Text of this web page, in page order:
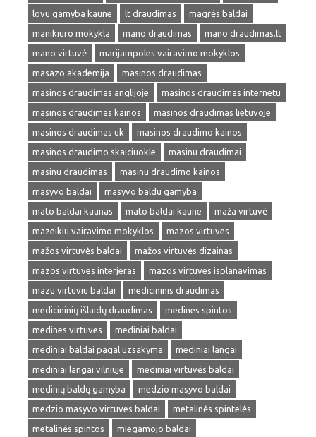
lovu gamyba kaune
lt draudimas
magrės baldai
manikiuro mokykla
mano draudimas
mano draudimas.lt
mano virtuvė
marijampoles vairavimo mokyklos
masazo akademija
masinos draudimas
masinos draudimas anglijoje
masinos draudimas internetu
masinos draudimas kainos
masinos draudimas lietuvoje
masinos draudimas uk
masinos draudimo kainos
masinos draudimo skaiciuokle
masinu draudimai
masinu draudimas
masinu draudimo kainos
masyvo baldai
masyvo baldu gamyba
mato baldai kaunas
mato baldai kaune
maža virtuvė
mazeikiu vairavimo mokyklos
mazos virtuves
mažos virtuvės baldai
mažos virtuvės dizainas
mazos virtuves interjeras
mazos virtuves isplanavimas
mazu virtuviu baldai
medicininis draudimas
medicininių išlaidų draudimas
medines spintos
medines virtuves
mediniai baldai
mediniai baldai pagal uzsakyma
mediniai langai
mediniai langai vilniuje
mediniai virtuvės baldai
medinių baldų gamyba
medzio masyvo baldai
medzio masyvo virtuves baldai
metalinės spintelės
metalinės spintos
miegamojo baldai